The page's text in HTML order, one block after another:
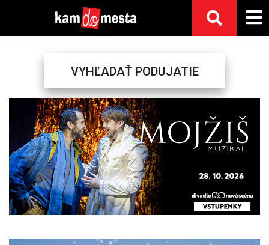
VYHĽADAŤ PODUJATIE
Previous